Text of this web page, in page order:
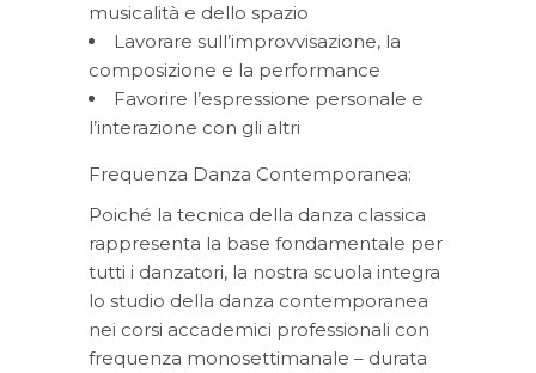
musicalità e dello spazio
Lavorare sull’improvvisazione, la
composizione e la performance
Favorire l’espressione personale e
l’interazione con gli altri
Frequenza Danza Contemporanea:
Poiché la tecnica della danza classica
rappresenta la base fondamentale per
tutti i danzatori, la nostra scuola integra
lo studio della danza contemporanea
nei corsi accademici professionali con
frequenza monosettimanale – durata